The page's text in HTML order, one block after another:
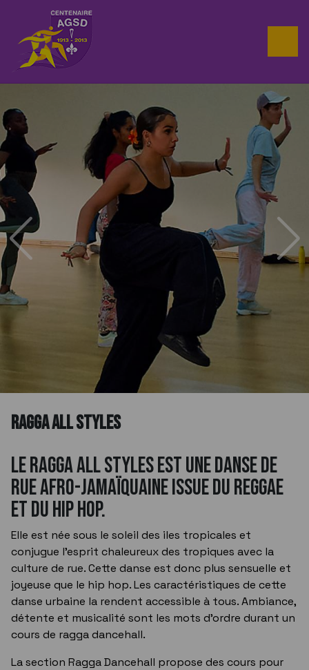
RAGGA ALL STYLES
Le ragga all styles est une danse de
rue afro-jamaïquaine issue du reggae
et du hip hop.
Elle est née sous le soleil des iles tropicales et
conjugue l'esprit chaleureux des tropiques avec la
culture de rue. Cette danse est donc plus sensuelle et
joyeuse que le hip hop. Les caractéristiques de cette
danse urbaine la rendent accessible à tous. Ambiance,
détente et musicalité sont les mots d'ordre durant un
cours de ragga dancehall.
La section Ragga Dancehall propose des cours pour